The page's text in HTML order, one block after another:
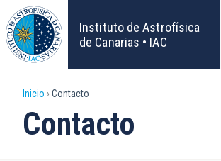
Pasar
al
contenido
principal
Instituto de Astrofísica
de Canarias • IAC
Sobrescribir
enlaces
Inicio Contacto
Contacto